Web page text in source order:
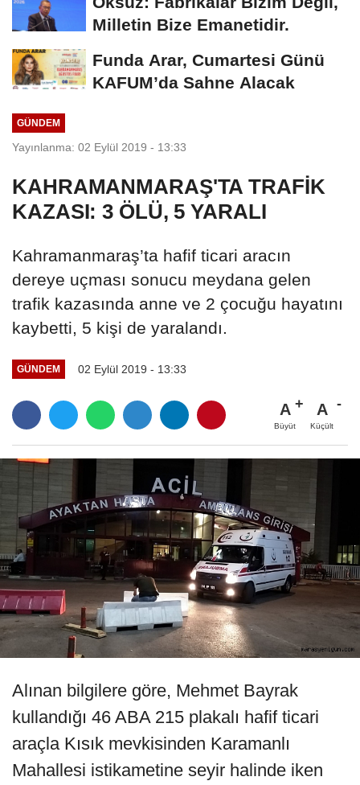
Milletin Bize Emanetidir.
Funda Arar, Cumartesi Günü
KAFUM’da Sahne Alacak
GÜNDEM
Yayınlanma: 02 Eylül 2019 - 13:33
KAHRAMANMARAŞ'TA TRAFİK
KAZASI: 3 ÖLÜ, 5 YARALI
Kahramanmaraş’ta hafif ticari aracın
dereye uçması sonucu meydana gelen
trafik kazasında anne ve 2 çocuğu hayatını
kaybetti, 5 kişi de yaralandı.
GÜNDEM 02 Eylül 2019 - 13:33
A
Büyüt
A
Küçült
Alınan bilgilere göre, Mehmet Bayrak
kullandığı 46 ABA 215 plakalı hafif ticari
araçla Kısık mevkisinden Karamanlı
Mahallesi istikametine seyir halinde iken